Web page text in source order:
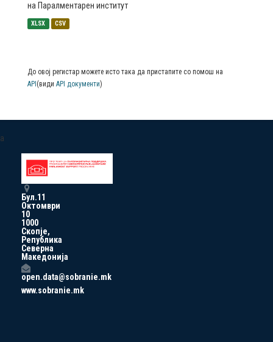
на Паралментарен институт
XLSX CSV
До овој регистар можете исто така да пристапите со помош на
API (види API документи)
a
Бул.11
Октомври
10
1000
Скопје,
Република
Северна
Македонија
open.data@sobranie.mk
www.sobranie.mk